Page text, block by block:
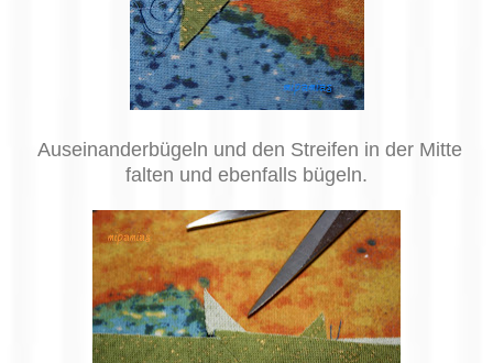
Auseinanderbügeln und den Streifen in der Mitte
falten und ebenfalls bügeln.